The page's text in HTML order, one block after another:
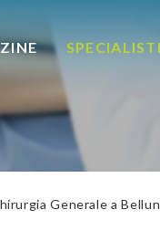
SPECIALISTI
Generale a